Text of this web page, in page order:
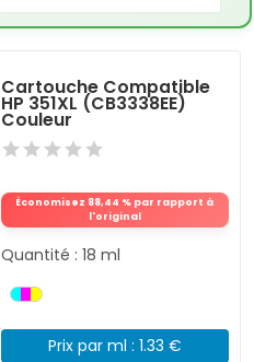
Cartouche Compatible
HP 351XL (CB3338EE)
Couleur
Économisez 88,44 % par rapport à
l'original
Quantité : 18 ml
Prix par ml : 1.33 €